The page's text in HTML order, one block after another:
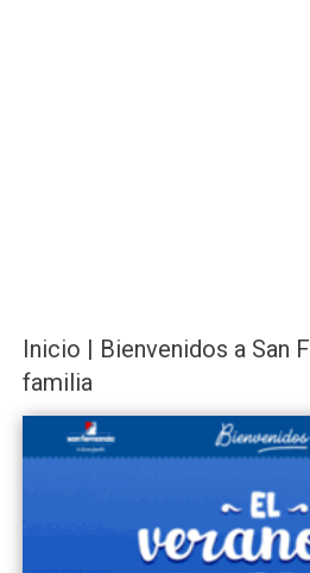
Inicio | Bienvenidos a San
familia